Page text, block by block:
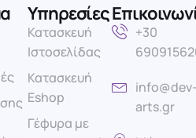
Υπηρεσίες
Κατασκευή
Ιστοσελίδας
Κατασκευή
Eshop
Γέφυρα με
+30
arts.gr